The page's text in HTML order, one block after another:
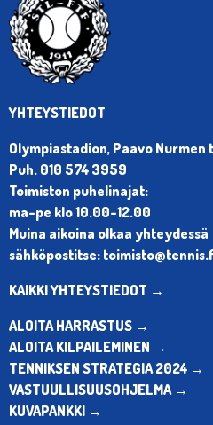
YHTEYSTIEDOT
Olympiastadion, Paavo Nurmen
Puh. 010 574 3959
Toimiston puhelinajat:
ma-pe klo 10.00-12.00
Muina aikoina olkaa yhteydessä
sähköpostitse:
KAIKKI YHTEYSTIEDOT →
ALOITA HARRASTUS →
ALOITA KILPAILEMINEN →
TENNIKSEN STRATEGIA 2024 →
VASTUULLISUUSOHJELMA →
KUVAPANKKI →